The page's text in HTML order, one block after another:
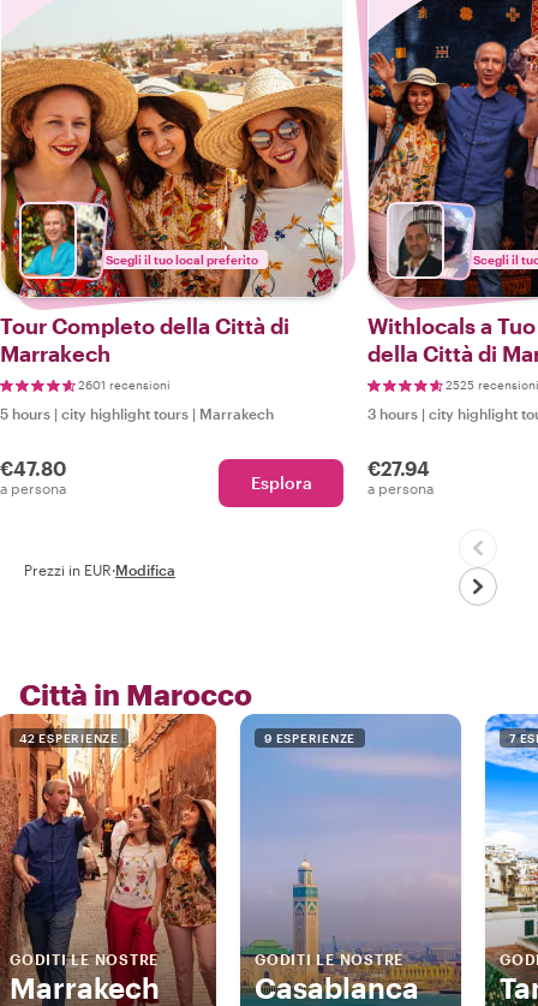
Scegli il tuo local preferito
Tour Completo della Città di
Marrakech
2601 recensioni
5 hours | city highlight tours | Marrakech
€47.80
a persona Esplora
Scegli il
Withlocals a
della Città di
2525 recensioni
3 hours | city highlight
€27.94
a persona
Prezzi in EUR·Modifica
Città in Marocco
42 ESPERIENZE
GODITI LE NOSTRE
Marrakech
9 ESPERIENZE
GODITI LE NOSTRE
Casablanca
7